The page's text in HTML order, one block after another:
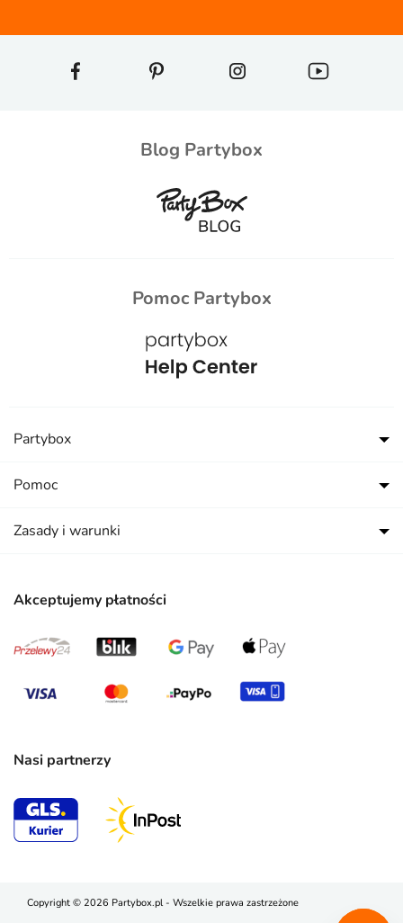
Blog Partybox
Pomoc Partybox
Akceptujemy płatności
Nasi partnerzy
Partybox
Pomoc
Zasady i warunki
Copyright © 2026 Partybox.pl - Wszelkie prawa zastrzeżone